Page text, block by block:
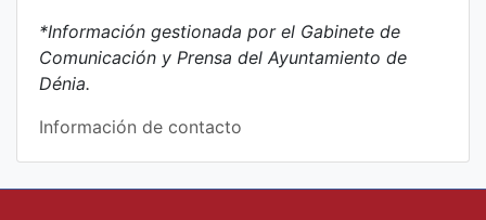
*Información gestionada por el Gabinete de
Comunicación y Prensa del Ayuntamiento de
Dénia.
Información de contacto